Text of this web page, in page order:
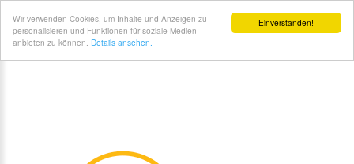
Einverstanden!
Wir verwenden Cookies, um Inhalte und Anzeigen zu
personalisieren und Funktionen für soziale Medien
anbieten zu können. Details ansehen.